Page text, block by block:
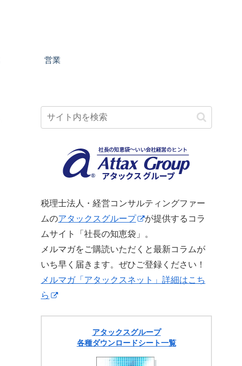
営業
税理士法人・経営コンサルティングファー
ムのアタックスグループ
が提供するコラ
ムサイト「社長の知恵袋」。
メルマガをご購読いただくと最新コラムが
いち早く届きます。ぜひご登録ください！
メルマガ「アタックスネット」詳細はこち
ら
アタックスグループ
各種ダウンロードシート一覧